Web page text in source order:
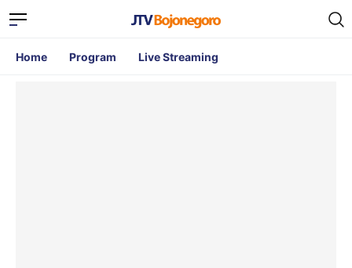
Home Program Live Streaming